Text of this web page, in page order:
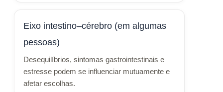
Eixo intestino–cérebro (em algumas
pessoas)
Desequilíbrios, sintomas gastrointestinais e
estresse podem se influenciar mutuamente e
afetar escolhas.